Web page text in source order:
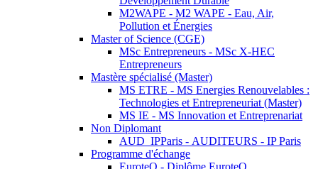
M2WAPE - M2 WAPE - Eau, Air,
Pollution et Énergies
Master of Science (CGE)
MSc Entrepreneurs - MSc X-HEC
Entrepreneurs
Mastère spécialisé (Master)
MS ETRE - MS Energies Renouvelables :
Technologies et Entrepreneuriat (Master)
MS IE - MS Innovation et Entreprenariat
Non Diplomant
AUD_IPParis - AUDITEURS - IP Paris
Programme d'échange
EuroteQ - Diplôme EuroteQ